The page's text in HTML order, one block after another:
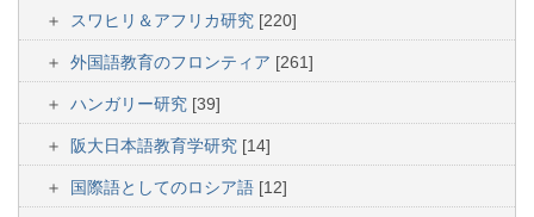
スワヒリ＆アフリカ研究 [220]
外国語教育のフロンティア [261]
ハンガリー研究 [39]
阪大日本語教育学研究 [14]
国際語としてのロシア語 [12]